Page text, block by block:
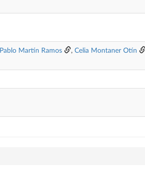
Pablo Martín Ramos , Celia Montaner Otín